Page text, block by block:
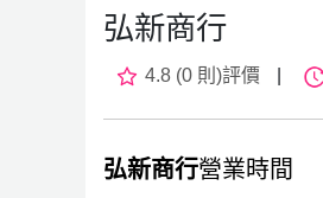
弘新商行
4.8 (0 則)評價
弘新商行營業時間